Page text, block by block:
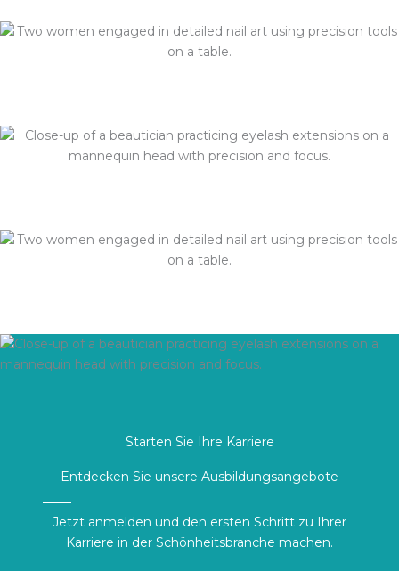
Starten Sie Ihre Karriere
Entdecken Sie unsere Ausbildungsangebote
Jetzt anmelden und den ersten Schritt zu Ihrer
Karriere in der Schönheitsbranche machen.